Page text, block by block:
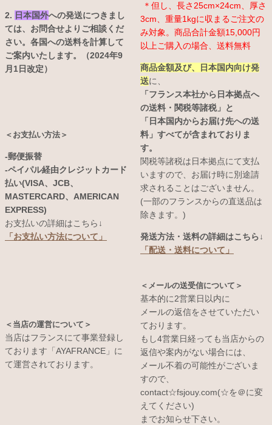
2. 日本国外への発送につきまし
ては、お問合せよりご相談くだ
さい。各国への送料を計算して
ご案内いたします。（2024年9
月1日改定）
＜お支払い方法＞
-郵便振替
-ペイパル経由クレジットカード
払い(VISA、JCB、
MASTERCARD、AMERICAN
EXPRESS)
お支払いの詳細はこちら↓
「お支払い方法について」
＜当店の運営について＞
当店はフランスにて事業登録し
ております「AYAFRANCE」に
て運営されております。
＊但し、長さ25cm×24cm、厚さ
3cm、重量1kgに収まるご注文の
み対象。商品合計金額15,000円
以上ご購入の場合、送料無料
商品金額及び、日本国内向け発
送に、
「フランス本社から日本拠点へ
の送料・関税等諸税」と
「日本国内からお届け先への送
料」すべてが含まれておりま
す。
関税等諸税は日本拠点にて支払
いますので、お届け時に別途請
求されることはございません。
(一部のフランスからの直送品は
除きます。)
発送方法・送料の詳細はこちら↓
「配送・送料について」
＜メールの送受信について＞
基本的に2営業日以内に
メールの返信をさせていただい
ております。
もし4営業日経っても当店からの
返信や案内がない場合には、
メール不着の可能性がございま
すので、
contact☆fsjouy.com(☆を＠に変
えてください)
までお知らせ下さい。